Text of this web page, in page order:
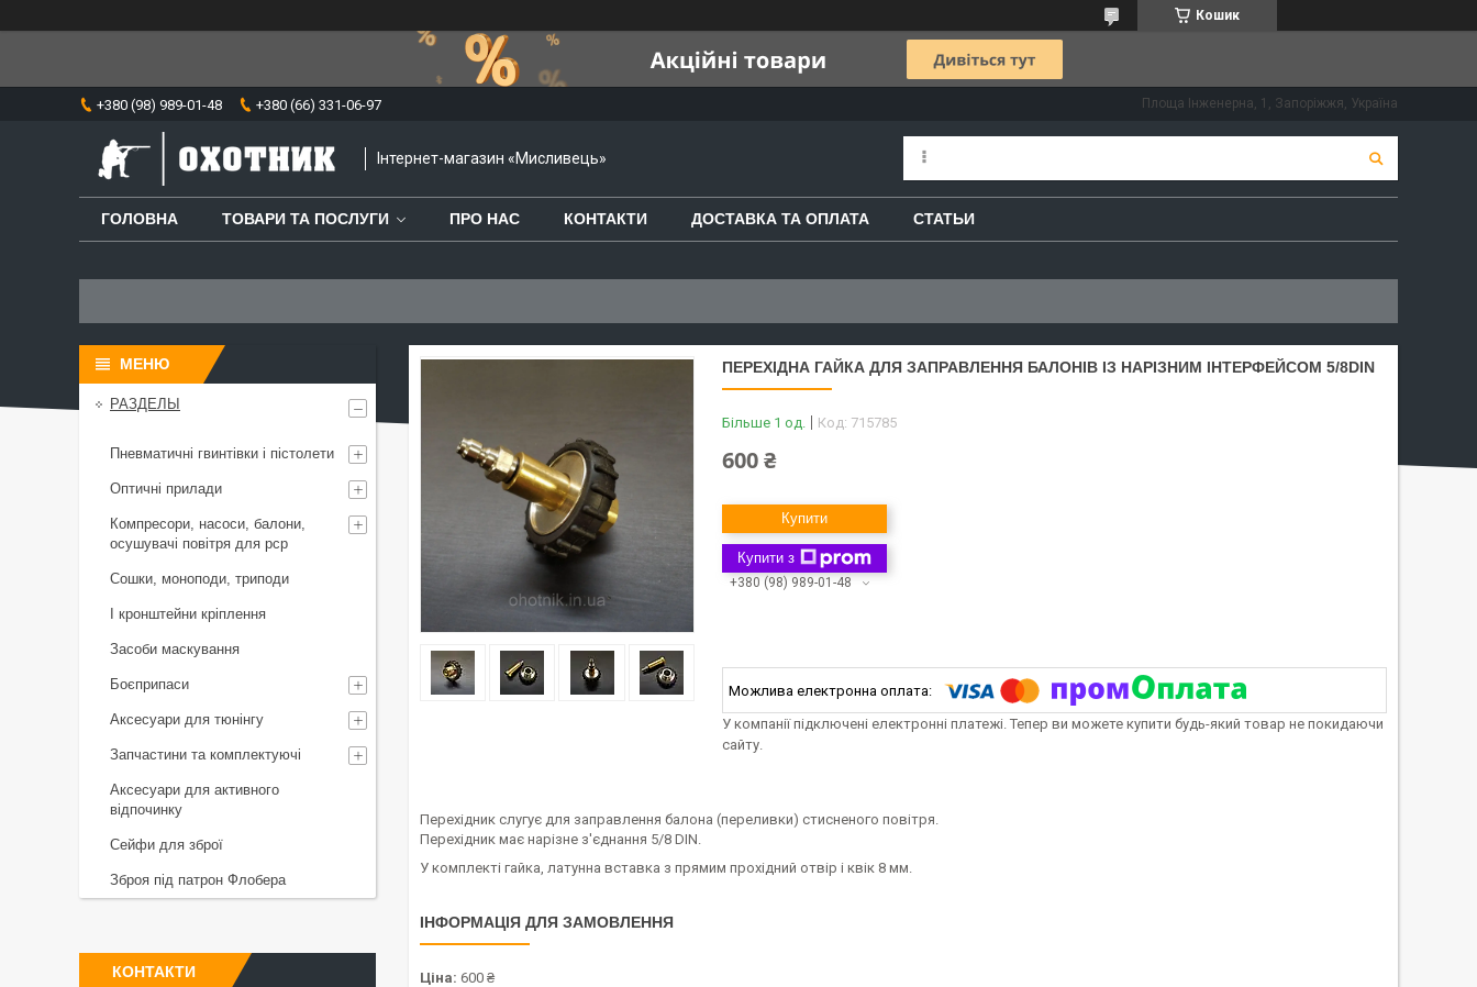
Кошик
+380 (98) 989-01-48 +380 (66) 331-06-97 Площа Інженерна, 1, Запоріжжя, Україна
⁨Інтернет-магазин «Мисливець»
ГОЛОВНА ТОВАРИ ТА ПОСЛУГИ ПРО НАС КОНТАКТИ ДОСТАВКА ТА ОПЛАТА СТАТЬИ
ПЕРЕХІДНА ГАЙКА ДЛЯ ЗАПРАВЛЕННЯ БАЛОНІВ ІЗ НАРІЗНИМ ІНТЕРФЕЙСОМ 5/8DIN
Більше 1 од. Код: 715785
600 ₴
Купити
Купити з
+380 (98) 989-01-48
У компанії підключені електронні платежі. Тепер ви можете купити будь-який товар не покидаючи
сайту.
Перехідник слугує для заправлення балона (переливки) стисненого повітря.
Перехідник має нарізне з'єднання 5/8 DIN.
У комплекті гайка, латунна вставка з прямим прохідний отвір і квік 8 мм.
ІНФОРМАЦІЯ ДЛЯ ЗАМОВЛЕННЯ
Ціна: 600 ₴
РАЗДЕЛЫ
Пневматичні гвинтівки і пістолети
Оптичні прилади
Компресори, насоси, балони,
осушувачі повітря для рср
Сошки, моноподи, триподи
І кронштейни кріплення
Засоби маскування
Боєприпаси
Аксесуари для тюнінгу
Запчастини та комплектуючі
Аксесуари для активного
відпочинку
Сейфи для зброї
Зброя під патрон Флобера
КОНТАКТИ